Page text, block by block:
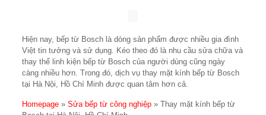
Hiện nay, bếp từ Bosch là dòng sản phẩm được nhiều gia đình
Việt tin tưởng và sử dụng. Kéo theo đó là nhu cầu sửa chữa và
thay thế linh kiện bếp từ Bosch của người dùng cũng ngày
càng nhiều hơn. Trong đó, dịch vụ thay mặt kính bếp từ Bosch
tại Hà Nội, Hồ Chí Minh được quan tâm hơn cả.
Homepage »Sửa bếp từ công nghiệp »Thay mặt kính bếp từ